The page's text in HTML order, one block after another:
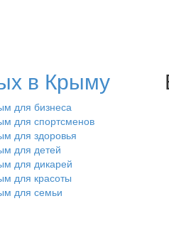
в Крыму
для бизнеса
для спортсменов
для здоровья
для детей
для дикарей
для красоты
для семьи